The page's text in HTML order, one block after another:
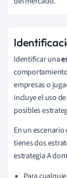
Identificar una
empresas o
incluye el uso
posibles
En un
tienes dos
estrategia A